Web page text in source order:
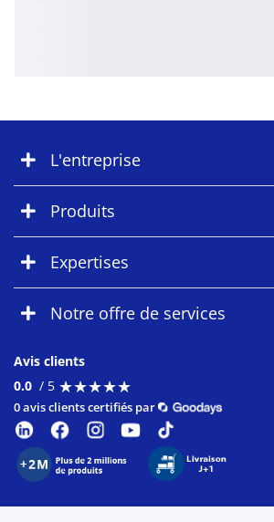
L'entreprise
Produits
Expertises
Notre offre de services
Avis clients
0.0 / 5 ★★★★★
★★★★★
0 avis clients certifiés par